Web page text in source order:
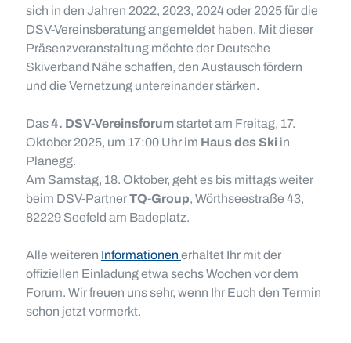
sich in den Jahren 2022, 2023, 2024 oder 2025 für die
DSV-Vereinsberatung angemeldet haben. Mit dieser
Präsenzveranstaltung möchte der Deutsche
Skiverband Nähe schaffen, den Austausch fördern
und die Vernetzung untereinander stärken.
Das4. DSV-Vereinsforumstartet am Freitag, 17.
Oktober 2025, um 17:00 Uhr im Haus des Ski in
Planegg.
Am Samstag, 18. Oktober, geht es bis mittags weiter
beim DSV-PartnerTQ-Group, Wörthseestraße 43,
82229 Seefeld am Badeplatz.
Alle weiteren Informationen erhaltet Ihr mit der
offiziellen Einladung etwa sechs Wochen vor dem
Forum. Wir freuen uns sehr, wenn Ihr Euch den Termin
schon jetzt vormerkt.